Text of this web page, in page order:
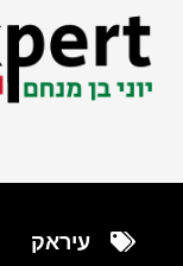
עיראק